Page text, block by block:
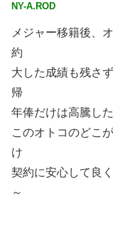
NY-A.ROD
メジャー移籍後、
約
大した成績も残さ
帰
年俸だけは高騰し
このオトコのどこ
け
契約に安心して良
～